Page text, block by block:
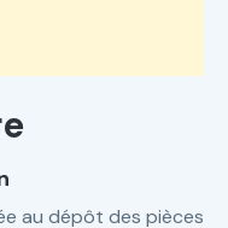
au dépôt des pièces